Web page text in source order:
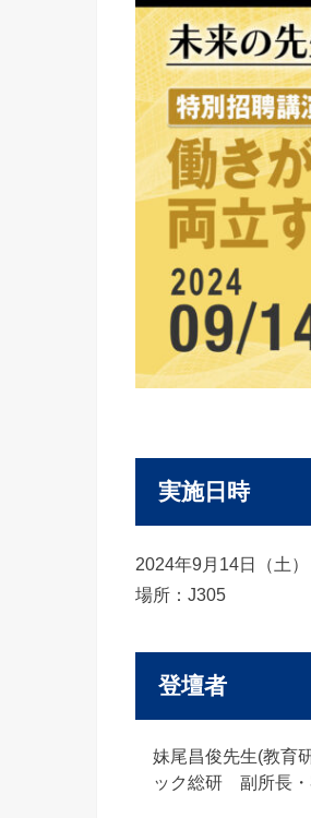
実施日時
2024年9月14日（土
場所：J305
登壇者
妹尾昌俊先生(教育
ック総研 副所長・